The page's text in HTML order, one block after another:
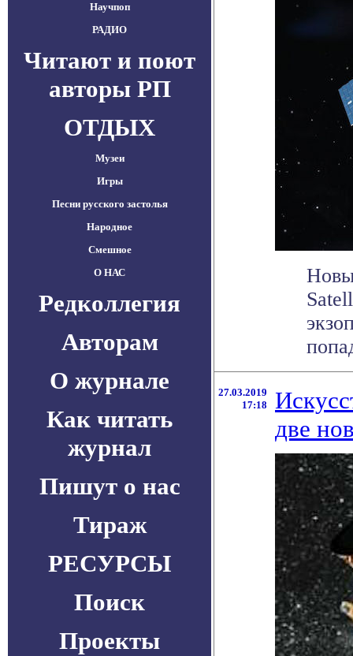
Научпоп
РАДИО
Читают и поют
авторы РП
ОТДЫХ
Музеи
Игры
Песни русского застолья
Народное
Смешное
О НАС
Редколлегия
Авторам
О журнале
Как читать
журнал
Пишут о нас
Тираж
РЕСУРСЫ
Поиск
Проекты
27.03.2019
17:18
две